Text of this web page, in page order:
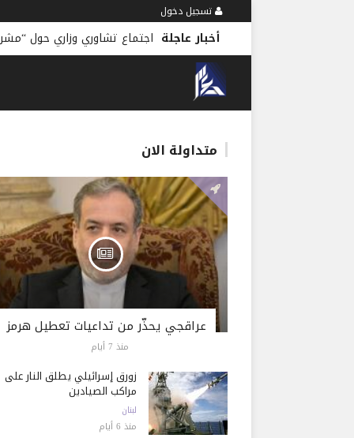
تسجيل دخول
أخبار عاجلة اجتماع تشاوري وزاري حول
متداولة الان
عراقجي يحذّر من تداعيات تعطيل هرمز
منذ 7 أيام
زورق إسرائيلي يطلق النار على
مراكب الصيادين
لبنان
منذ 6 أيام